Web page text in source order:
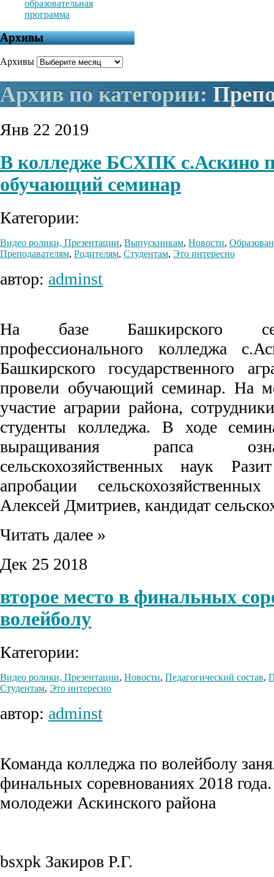
образовательная
программа
Архивы
Архивы
Архив по категории:
Янв 22 2019
В колледже БСХПК с.Аскино
обучающий семинар
Категории:
Видео ролики, Презентации, Выпускникам, Новости,
Преподавателям, Родителям, Студентам, Это интересно
автор: adminst
На базе Башкирского
профессионального колледжа
Башкирского государственного
провели обучающий семинар. На
участие аграрии района,
студенты колледжа. В ходе
выращивания рапса
сельскохозяйственных наук
апробации
Алексей Дмитриев, кандидат
Читать далее »
Дек 25 2018
второе место в финальных
волейболу
Категории:
Видео ролики, Презентации, Новости, Педагогический состав,
Студентам, Это интересно
автор: adminst
Команда колледжа по волейболу
финальных соревнованиях 2018
молодежи Аскинского района
bsxpk Закиров Р.Г.